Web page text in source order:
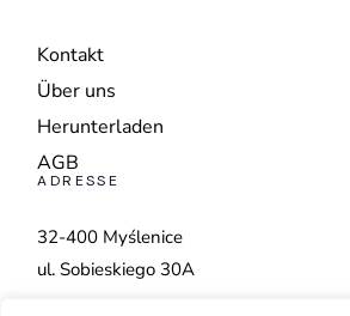
Kontakt
Über uns
Herunterladen
AGB
ADRESSE
32-400 Myślenice
ul. Sobieskiego 30A